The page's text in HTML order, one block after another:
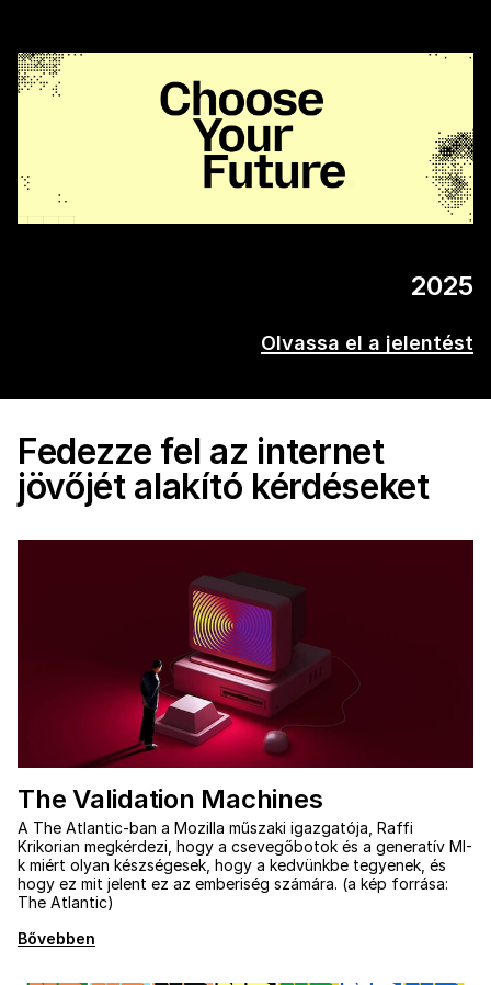
2025
Olvassa el a jelentést
Fedezze fel az internet
jövőjét alakító kérdéseket
The Validation Machines
A The Atlantic-ban a Mozilla műszaki igazgatója, Raffi
Krikorian megkérdezi, hogy a csevegőbotok és a generatív MI-
k miért olyan készségesek, hogy a kedvünkbe tegyenek, és
hogy ez mit jelent ez az emberiség számára. (a kép forrása:
The Atlantic)
Bővebben